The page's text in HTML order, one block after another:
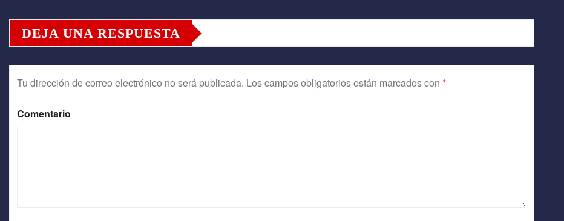
DEJA UNA RESPUESTA
Tu dirección de correo electrónico no será publicada. Los campos obligatorios están marcados con *
Comentario